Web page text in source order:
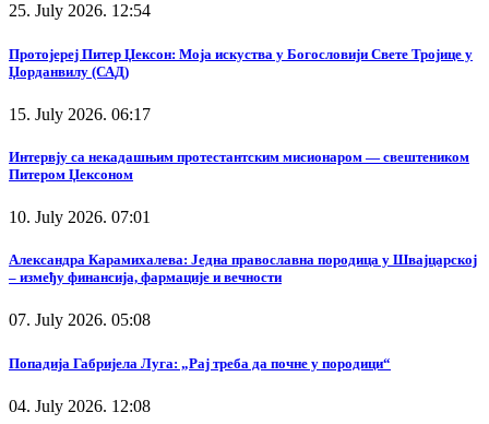
25. July 2026. 12:54
Протојереј Питер Џексон: Моја искуства у Богословији Свете Тројице у
Џорданвилу (САД)
15. July 2026. 06:17
Интервју са некадашњим протестантским мисионаром — свештеником
Питером Џексоном
10. July 2026. 07:01
Александра Карамихалева: Једна православна породица у Швајцарској
– између финансија, фармације и вечности
07. July 2026. 05:08
Попадија Габријела Луга: „Рај треба да почне у породици“
04. July 2026. 12:08